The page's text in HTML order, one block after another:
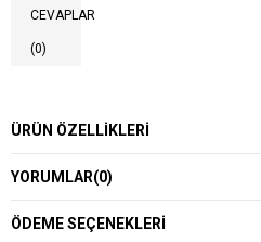
CEVAPLAR
(0)
ÜRÜN ÖZELLIKLERI
YORUMLAR(0)
ÖDEME SEÇENEKLERI